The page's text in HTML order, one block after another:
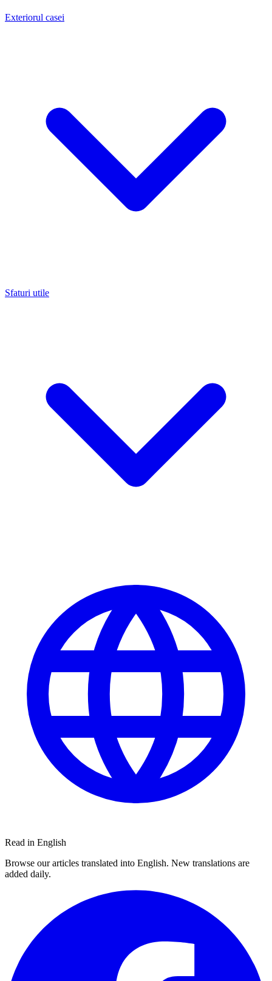
Exteriorul casei
Sfaturi utile
Read in English
Browse our articles translated into English. New translations are
added daily.